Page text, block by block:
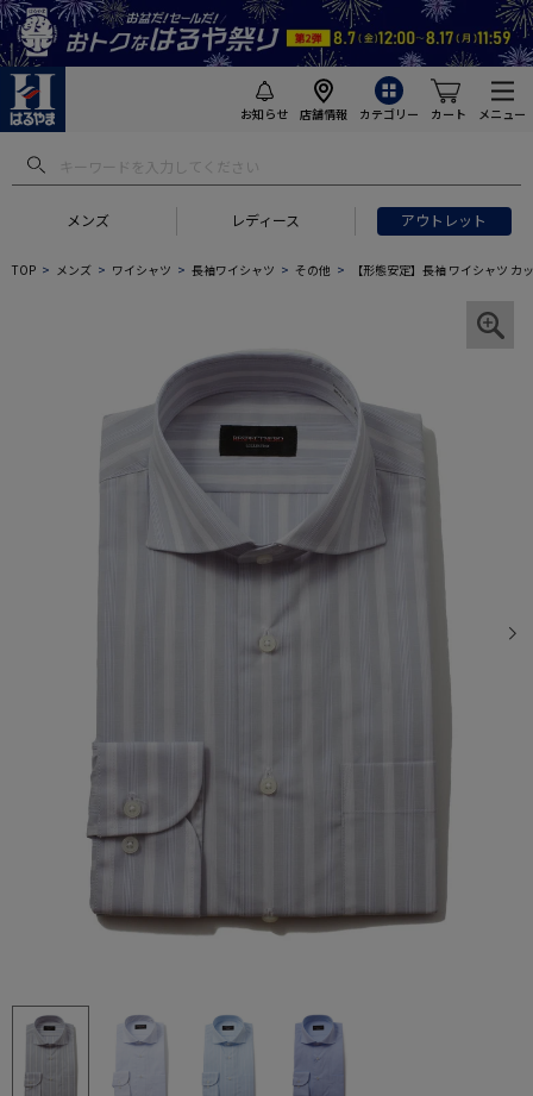
お知らせ 店舗情報 カテゴリー カート メニュー
メンズ レディース アウトレット
TOP メンズ ワイシャツ 長袖ワイシャツ その他 【形態安定】長袖 ワイシャツ